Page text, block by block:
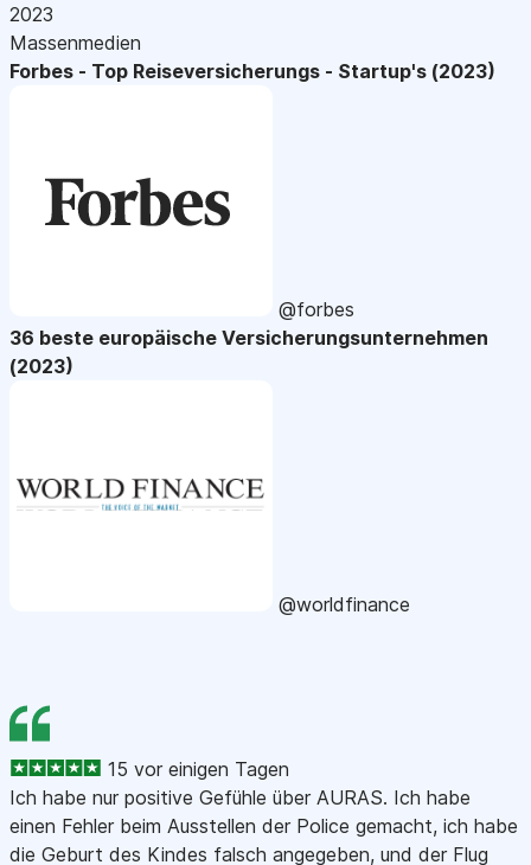
2023
Massenmedien
Forbes - Top Reiseversicherungs - Startup's (2023)
@forbes
36 beste europäische Versicherungsunternehmen
(2023)
@worldfinance
15 vor einigen Tagen
Ich habe nur positive Gefühle über AURAS. Ich habe
einen Fehler beim Ausstellen der Police gemacht, ich habe
die Geburt des Kindes falsch angegeben, und der Flug